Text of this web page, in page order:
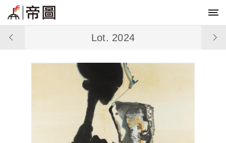
Lot. 2024